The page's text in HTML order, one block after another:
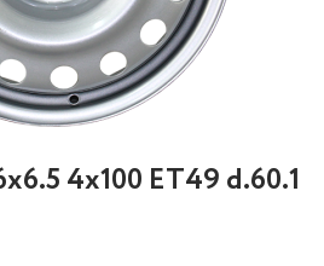
4x100 ET49 d.60.1